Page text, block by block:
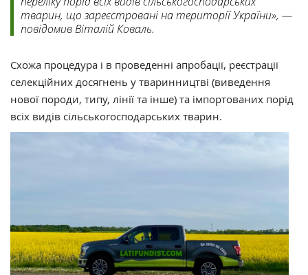
тварин, що зареєстровані на території України», —
повідомив Віталій Коваль.
Схожа процедура і в проведенні апробації, реєстрації
селекційних досягнень у тваринництві (виведення
нової породи, типу, лінії та інше) та імпортованих порід
всіх видів сільськогосподарських тварин.